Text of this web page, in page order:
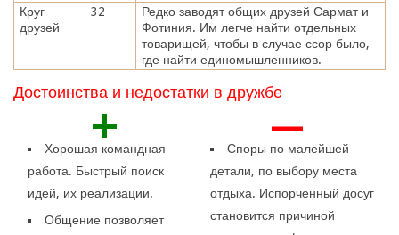
Круг
друзей
32
Редко заводят общих друзей Сармат и
Фотиния. Им легче найти отдельных
товарищей, чтобы в случае ссор было,
где найти единомышленников.
Достоинства и недостатки в дружбе
+
Хорошая командная
работа. Быстрый поиск
идей, их реализации.
Общение позволяет
—
Споры по малейшей
детали, по выбору места
отдыха. Испорченный досуг
становится причиной